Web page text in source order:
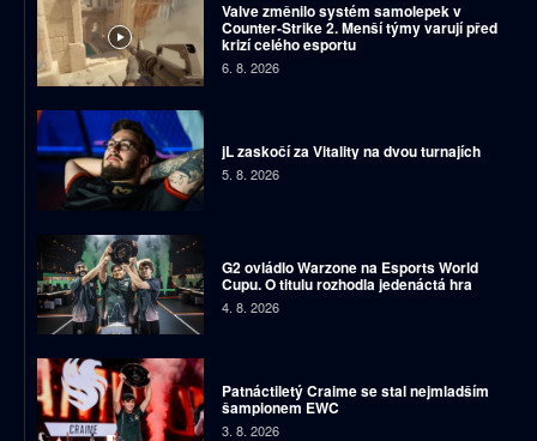
Valve změnilo systém samolepek v
Counter-Strike 2. Menší týmy varují před
krizí celého esportu
6. 8. 2026
jL zaskočí za Vitality na dvou turnajích
5. 8. 2026
G2 ovládlo Warzone na Esports World
Cupu. O titulu rozhodla jedenáctá hra
4. 8. 2026
Patnáctiletý Craime se stal nejmladším
šampionem EWC
3. 8. 2026